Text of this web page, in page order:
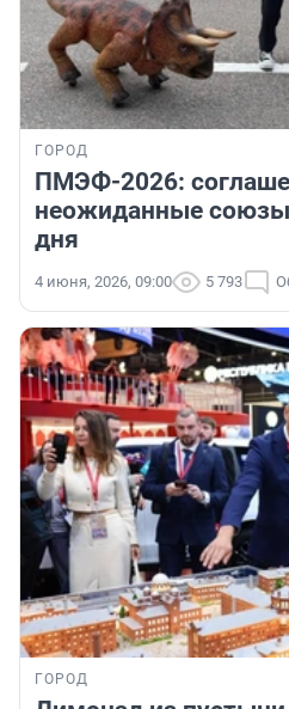
ГОРОД
ПМЭФ-2026:
неожиданные
дня
4 июня, 2026, 09:00 5 793
ГОРОД